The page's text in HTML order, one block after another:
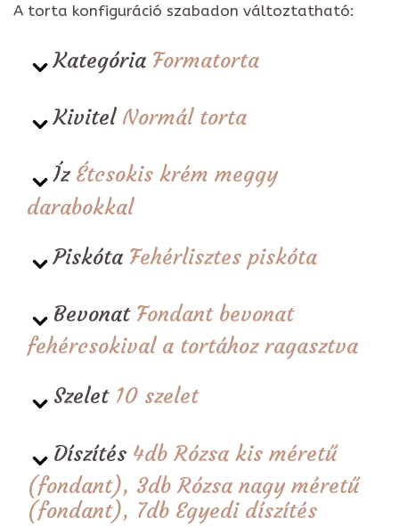
A torta konfiguráció szabadon változtatható:
Kategória Formatorta
Kivitel Normál torta
Íz Étcsokis krém meggy
darabokkal
Piskóta Fehérlisztes piskóta
Bevonat Fondant bevonat
fehércsokival a tortához ragasztva
Szelet 10 szelet
Díszítés 4db Rózsa kis méretű
(fondant), 3db Rózsa nagy méretű
(fondant), 7db Egyedi díszítés